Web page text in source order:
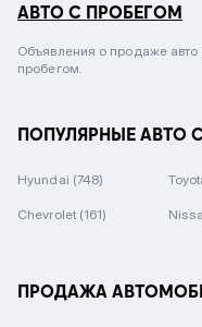
АВТО С ПРОБЕГОМ
Объявления о продаже авто
пробегом.
ПОПУЛЯРНЫЕ АВТО
Hyundai (748)
Chevrolet (161)
ПРОДАЖА